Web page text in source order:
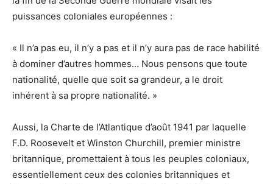
puissances coloniales européennes :
« Il n’a pas eu, il n’y a pas et il n’y aura pas de race habilité
à dominer d’autres hommes… Nous pensons que toute
nationalité, quelle que soit sa grandeur, a le droit
inhérent à sa propre nationalité. »
Aussi, la Charte de l’Atlantique d’août 1941 par laquelle
F.D. Roosevelt et Winston Churchill, premier ministre
britannique, promettaient à tous les peuples coloniaux,
essentiellement ceux des colonies britanniques et